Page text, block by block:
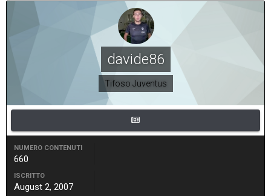
davide86
Tifoso Juventus
NUMERO CONTENUTI
660
ISCRITTO
August 2, 2007